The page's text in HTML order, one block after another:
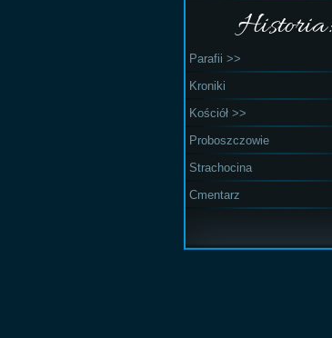
Historia:
Parafii >>
Kroniki
Kościół >>
Proboszczowie
Strachocina
Cmentarz